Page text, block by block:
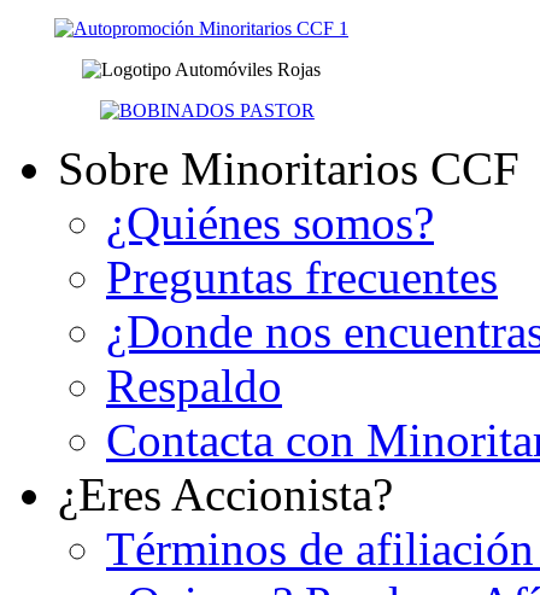
Sobre Minoritarios CCF
¿Quiénes somos?
Preguntas frecuentes
¿Donde nos
Respaldo
Contacta con
¿Eres Accionista?
Términos de